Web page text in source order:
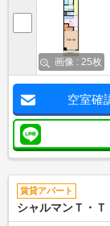
画像 : 25枚
空室確
賃貸アパート
シャルマンＴ・Ｔ